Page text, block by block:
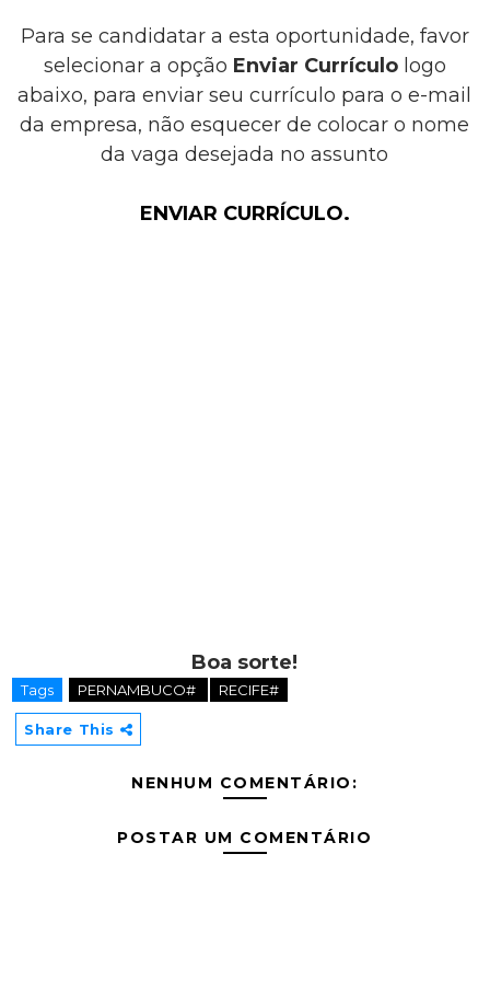
Para se candidatar a esta oportunidade, favor
selecionar a opção Enviar Currículologo
abaixo, para enviar seu currículo para o e-mail
da empresa, não esquecer de colocar o nome
da vaga desejada no assunto
ENVIAR CURRÍCULO.
Boa sorte!
Tags PERNAMBUCO# RECIFE#
Share This
NENHUM COMENTÁRIO:
POSTAR UM COMENTÁRIO